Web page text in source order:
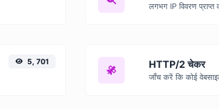
लगभग IP विवरण प्राप्त
5, 701 HTTP/2 चेकर